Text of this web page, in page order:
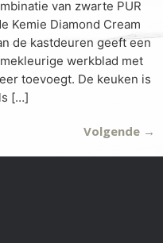
van zwarte PUR
Kemie Diamond Cream
de kastdeuren geeft een
werkblad met
toevoegt. De keuken is
[…]
Volgende →